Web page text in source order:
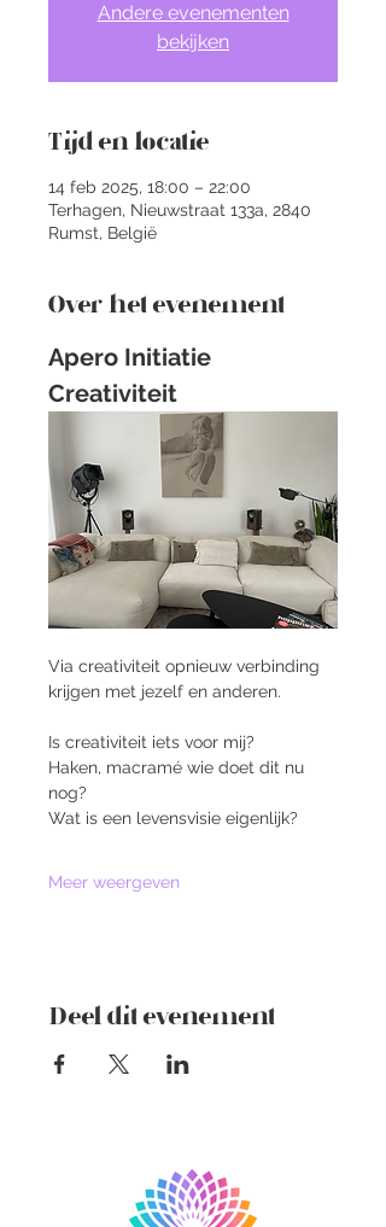
Andere evenementen
bekijken
Tijd en locatie
14 feb 2025, 18:00 – 22:00
Terhagen, Nieuwstraat 133a, 2840
Rumst, België
Over het evenement
Apero Initiatie
Creativiteit
Via creativiteit opnieuw verbinding
krijgen met jezelf en anderen.
Is creativiteit iets voor mij?
Haken, macramé wie doet dit nu
nog?
Wat is een levensvisie eigenlijk?
Meer weergeven
Deel dit evenement